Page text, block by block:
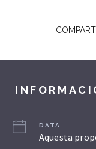
DATA
Aquesta